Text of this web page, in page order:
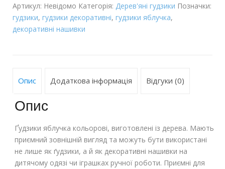
Артикул: Невідомо Категорія: Дерев'яні гудзики Позначки:
гудзики, гудзики декоративні, гудзики яблучка,
декоративні нашивки
Опис Додаткова інформація Відгуки (0)
Опис
Ґудзики яблучка кольорові, виготовлені із дерева. Мають
приємний зовнішній вигляд та можуть бути використані
не лише як ґудзики, а й як декоративні нашивки на
дитячому одязі чи іграшках ручної роботи. Приємні для